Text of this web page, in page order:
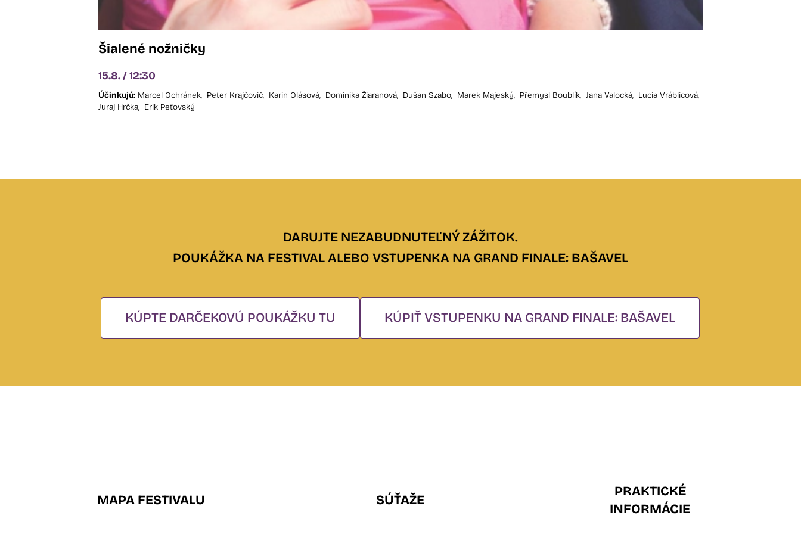
Šialené nožničky
15.8. / 12:30
Účinkujú: Marcel Ochránek, Peter Krajčovič, Karin Olásová, Dominika Žiaranová, Dušan Szabo, Marek Majeský, Přemysl Boublík, Jana Valocká, Lucia Vráblicová,
Juraj Hrčka, Erik Peťovský
DARUJTE NEZABUDNUTEĽNÝ ZÁŽITOK.
POUKÁŽKA NA FESTIVAL ALEBO VSTUPENKA NA GRAND FINALE: BAŠAVEL
KÚPTE DARČEKOVÚ POUKÁŽKU TU KÚPIŤ VSTUPENKU NA GRAND FINALE: BAŠAVEL
MAPA FESTIVALU SÚŤAŽE
PRAKTICKÉ
INFORMÁCIE